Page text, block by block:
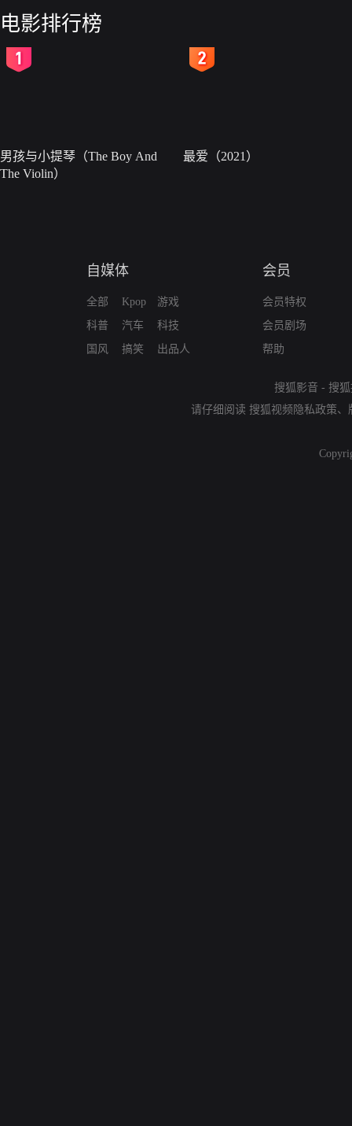
电影排行榜
男孩与小提琴（The Boy And
The Violin）
最爱（2021）
自媒体
全部
科普
国风
Kpop
汽车
搞笑
游戏
科技
出品人
会员
会员特权
会员剧场
帮助
搜狐影音 - 搜
请仔细阅读 搜狐视频隐私政策、